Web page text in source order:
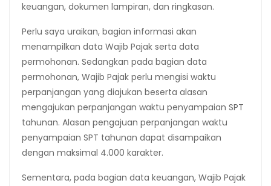
keuangan, dokumen lampiran, dan ringkasan.
Perlu saya uraikan, bagian informasi akan
menampilkan data Wajib Pajak serta data
permohonan. Sedangkan pada bagian data
permohonan, Wajib Pajak perlu mengisi waktu
perpanjangan yang diajukan beserta alasan
mengajukan perpanjangan waktu penyampaian SPT
tahunan. Alasan pengajuan perpanjangan waktu
penyampaian SPT tahunan dapat disampaikan
dengan maksimal 4.000 karakter.
Sementara, pada bagian data keuangan, Wajib Pajak